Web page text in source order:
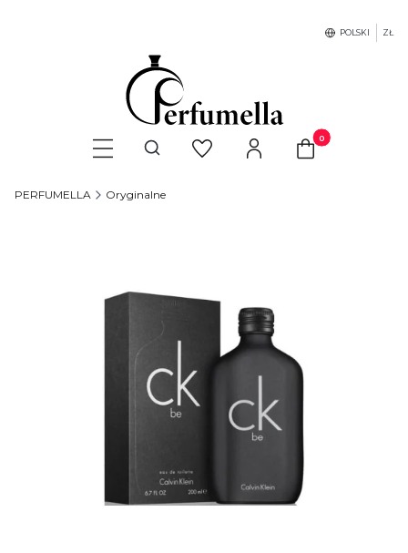
POLSKI ZŁ
Otwórz wyszukiwarkę Produkty w
PERFUMELLA Oryginalne